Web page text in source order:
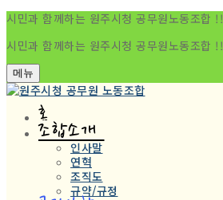
시민과 함께하는 원주시청 공무원노동조합 !!
시민과 함께하는 원주시청 공무원노동조합 !!
메뉴
홈
조합소개
인사말
연혁
조직도
규약/규정